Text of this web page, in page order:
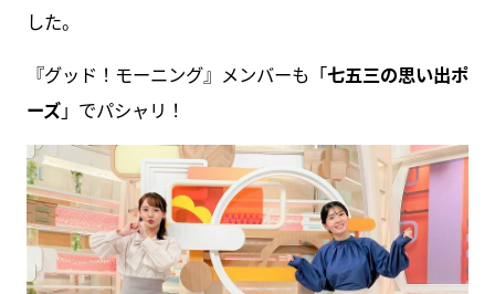
した。
『グッド！モーニング』メンバーも「七五三の思い出ポ
ーズ」でパシャリ！